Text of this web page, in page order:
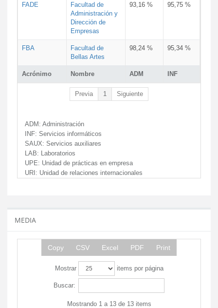
Acrónimo Nombre ADM INF
FADE
Facultad de
Administración y
Dirección de
Empresas
93,16 % 95,75 %
FBA
Facultad de
Bellas Artes
98,24 % 95,34 %
Previa 1 Siguiente
ADM: Administración
INF: Servicios informáticos
SAUX: Servicios auxiliares
LAB: Laboratorios
UPE: Unidad de prácticas en empresa
URI: Unidad de relaciones internacionales
MEDIA
Copy CSV Excel PDF Print
Mostrar items por página
Buscar:
Mostrando 1 a 13 de 13 items